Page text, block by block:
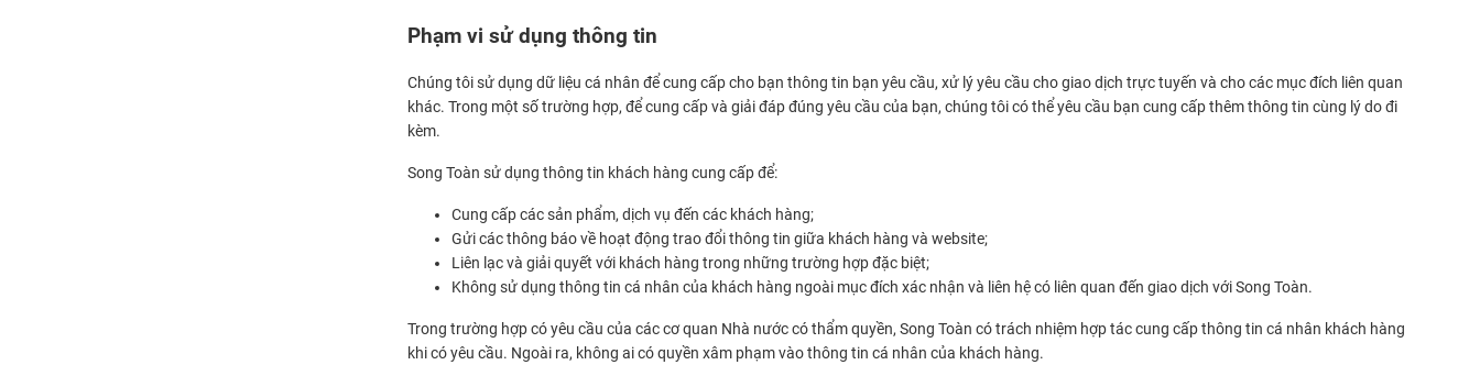
Phạm vi sử dụng thông tin
Chúng tôi sử dụng dữ liệu cá nhân để cung cấp cho bạn thông tin bạn yêu cầu, xử lý yêu cầu cho giao dịch trực tuyến và cho các mục đích liên quan
khác. Trong một số trường hợp, để cung cấp và giải đáp đúng yêu cầu của bạn, chúng tôi có thể yêu cầu bạn cung cấp thêm thông tin cùng lý do đi
kèm.
Song Toàn sử dụng thông tin khách hàng cung cấp để:
Cung cấp các sản phẩm, dịch vụ đến các khách hàng;
Gửi các thông báo về hoạt động trao đổi thông tin giữa khách hàng và website;
Liên lạc và giải quyết với khách hàng trong những trường hợp đặc biệt;
Không sử dụng thông tin cá nhân của khách hàng ngoài mục đích xác nhận và liên hệ có liên quan đến giao dịch với Song Toàn.
Trong trường hợp có yêu cầu của các cơ quan Nhà nước có thẩm quyền, Song Toàn có trách nhiệm hợp tác cung cấp thông tin cá nhân khách hàng
khi có yêu cầu. Ngoài ra, không ai có quyền xâm phạm vào thông tin cá nhân của khách hàng.